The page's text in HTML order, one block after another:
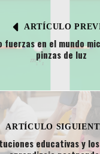
ARTÍCULO
fuerzas en el mundo
pinzas de luz
ARTÍCULO
educativas y